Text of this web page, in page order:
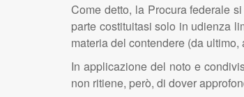
Come detto, la Procura federale
parte costituitasi solo in udienza
materia del contendere (da
In applicazione del noto e
non ritiene, però, di dover